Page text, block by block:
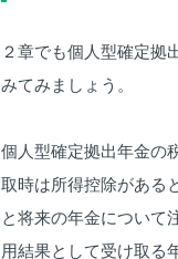
２章でも個人型確定拠
みてみましょう。
個人型確定拠出年金の
取時は所得控除がある
と将来の年金について
用結果として受け取る